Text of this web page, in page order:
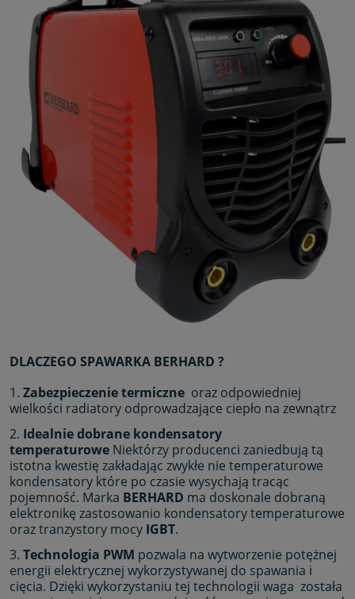
DLACZEGO SPAWARKA BERHARD ?
1. Zabezpieczenie termiczne oraz odpowiedniej
wielkości radiatory odprowadzające ciepło na zewnątrz
2. Idealnie dobrane kondensatory
temperaturowe Niektórzy producenci zaniedbują tą
istotna kwestię zakładając zwykłe nie temperaturowe
kondensatory które po czasie wysychają tracąc
pojemność. Marka BERHARD ma doskonale dobraną
elektronikę zastosowanio kondensatory temperaturowe
oraz tranzystory mocy IGBT.
3. Technologia PWM pozwala na wytworzenie potężnej
energii elektrycznej wykorzystywanej do spawania i
cięcia. Dzięki wykorzystaniu tej technologii waga została